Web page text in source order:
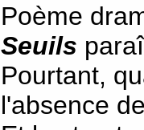
Poème
Seuils
Pourtant,
l'absence